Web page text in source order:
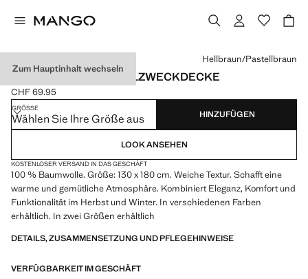
Zum Hauptinhalt wechseln
100% BAUMWOLLE ALLZWECKDECKE
Aktueller Preis [CHF 69.95 ]
CHF 69.95
Wählen Sie eine Farbe
Hellbraun/Pastellbraun
GRÖSSE
Wählen Sie Ihre Größe aus HINZUFÜGEN
LOOK ANSEHEN
KOSTENLOSER VERSAND IN DAS GESCHÄFT
100 % Baumwolle. Größe: 130 x 180 cm. Weiche Textur. Schafft eine
warme und gemütliche Atmosphäre. Kombiniert Eleganz, Komfort und
Funktionalität im Herbst und Winter. In verschiedenen Farben
erhältlich. In zwei Größen erhältlich
DETAILS, ZUSAMMENSETZUNG UND PFLEGEHINWEISE
VERFÜGBARKEIT IM GESCHÄFT